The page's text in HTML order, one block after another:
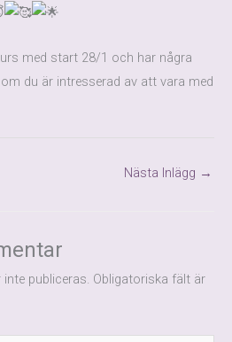
med start 28/1 och har några
du är intresserad av att vara med
Nästa Inlägg →
publiceras. Obligatoriska fält är